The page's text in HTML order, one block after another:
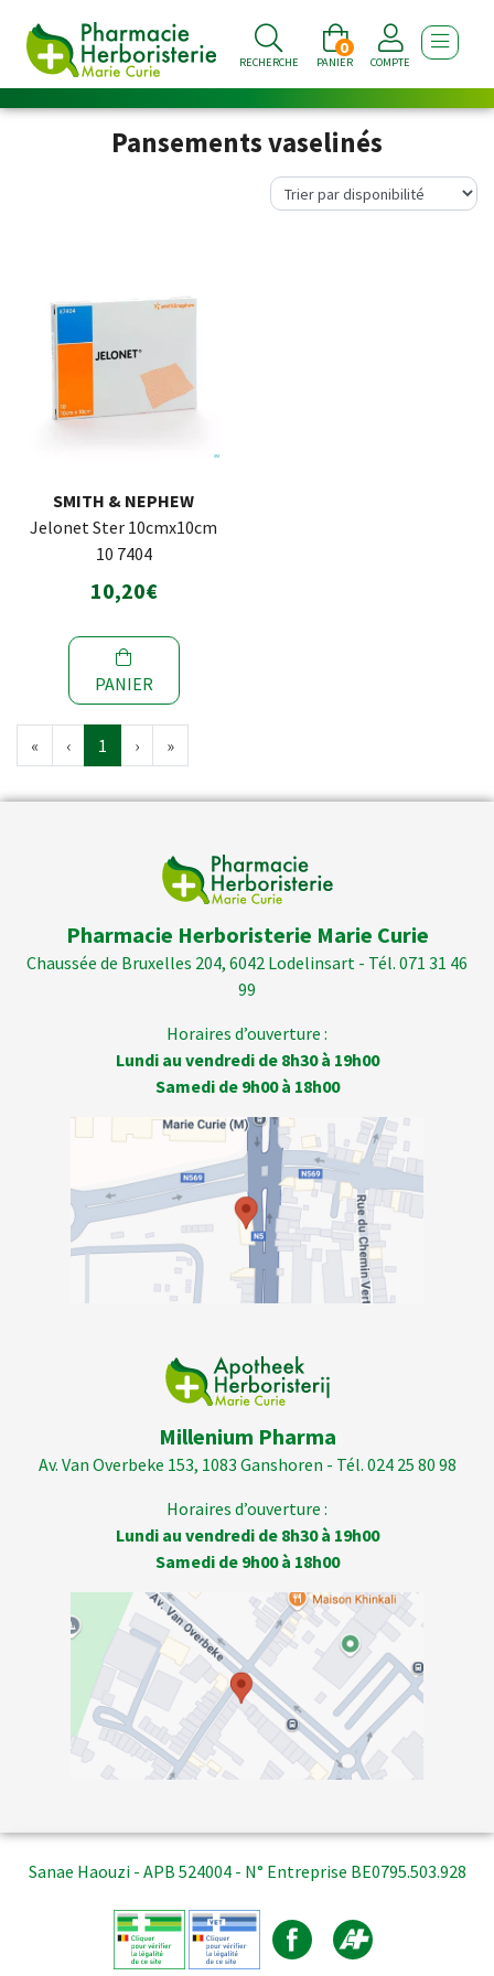
RECHERCHE PANIER
0
COMPTE
Pansements vaselinés
SMITH & NEPHEW
Jelonet Ster 10cmx10cm
10 7404
10,20€
PANIER
« ‹ 1 › »
Pharmacie Herboristerie Marie Curie
Chaussée de Bruxelles 204, 6042 Lodelinsart - Tél. 071 31 46
99
Horaires d’ouverture :
Lundi au vendredi de 8h30 à 19h00
Samedi de 9h00 à 18h00
Millenium Pharma
Av. Van Overbeke 153, 1083 Ganshoren - Tél. 024 25 80 98
Horaires d’ouverture :
Lundi au vendredi de 8h30 à 19h00
Samedi de 9h00 à 18h00
Sanae Haouzi - APB 524004 - N° Entreprise BE0795.503.928